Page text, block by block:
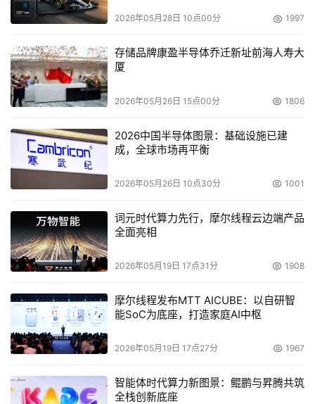
务产品线现在又会整合成IBM系统服务产品线，专门跟系统
我们可以看到，在存储与数据这条产品线里面又包括从存储
的优化集成到数据的管理、系统实施，一直到数据托管服务
一系列端到端服务产品。这张图很好地表现了 IBM存储和数
优化、优化与集成服务主要是帮助客户进行策略规划以及设
计，为客户提供一个很好的战略方向以及路线图，如何能够
从基础架构的优化适应客户不断发展的业务需求。数据生命
下，如何将客户的价值最大限度地发挥出来。还有我们数据
管理服务，帮助客户进行业务不间断的情况下业务迁移，以
及存储产品的实施服务，到最后帮助客户的支持和维护提供
可以更好地帮助客户解决一些成本以及投资回报的问题，这
样的一些我们叫做托管性的服务，业内越来越流行，我相信
在不久的未来，在国内也会被更多的客户所认可的一种业务
下面我们就来具体来谈一下每一个服务产品给客户带来的价
2026年05月28日 10点00分 1997
存储品牌康盈半导体乔迁新址前海人寿大
厦
2026年05月26日 15点00分 1806
2026中国半导体图景：基础设施已建
成，全球市场再平衡
2026年05月26日 10点30分 1001
词元时代算力先行，摩尔线程云边端产品
全面亮相
2026年05月19日 17点31分 1908
摩尔线程发布MTT AICUBE：以自研智
能SoC为底座，打造家庭AI中枢
2026年05月19日 17点27分 1967
智能体时代算力新图景：鲲鹏与昇腾共筑
全栈创新底座